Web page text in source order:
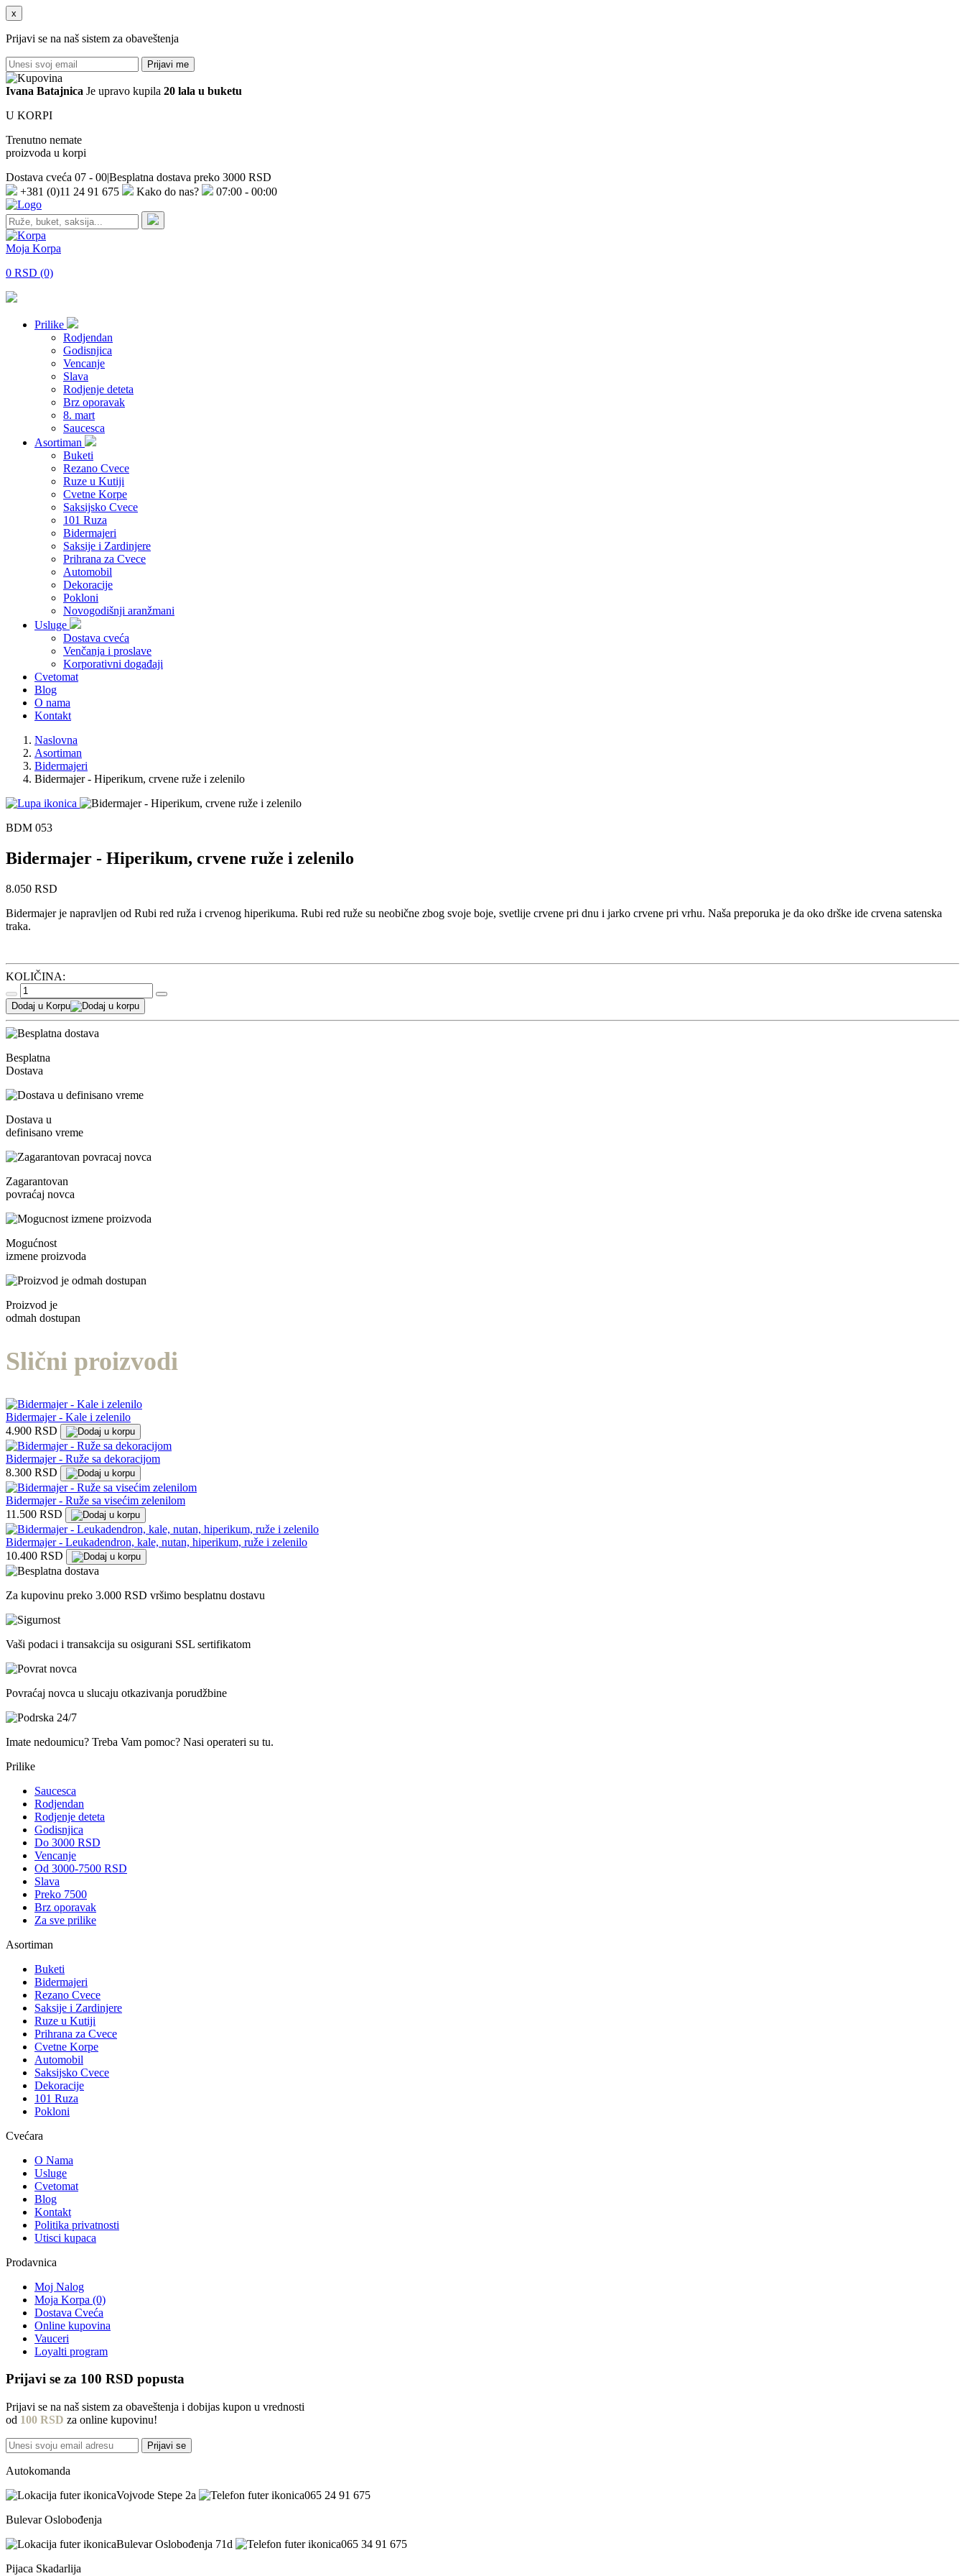
x
Prijavi se na naš sistem za obaveštenja
Prijavi me
Ivana Batajnica Je upravo kupila 20 lala u buketu
U KORPI
Trenutno nemate
proizvoda u korpi
Dostava cveća 07 - 00|Besplatna dostava preko 3000 RSD
+381 (0)11 24 91 675
Kako do nas? 07:00 - 00:00
Moja Korpa
0 RSD (0)
Prilike
Rodjendan
Godisnjica
Vencanje
Slava
Rodjenje deteta
Brz oporavak
8. mart
Saucesca
Asortiman
Buketi
Rezano Cvece
Ruze u Kutiji
Cvetne Korpe
Saksijsko Cvece
101 Ruza
Bidermajeri
Saksije i Zardinjere
Prihrana za Cvece
Automobil
Dekoracije
Pokloni
Novogodišnji aranžmani
Usluge
Dostava cveća
Venčanja i proslave
Korporativni događaji
Cvetomat
Blog
O nama
Kontakt
Naslovna
Asortiman
Bidermajeri
Bidermajer - Hiperikum, crvene ruže i zelenilo
BDM 053
Bidermajer - Hiperikum, crvene ruže i zelenilo
8.050 RSD
Bidermajer je napravljen od Rubi red ruža i crvenog hiperikuma. Rubi red ruže su neobične zbog svoje boje, svetlije crvene pri dnu i jarko crvene pri vrhu. Naša preporuka je da oko drške ide crvena satenska
traka.
KOLIČINA:
Dodaj u Korpu
Besplatna
Dostava
Dostava u
definisano vreme
Zagarantovan
povraćaj novca
Mogućnost
izmene proizvoda
Proizvod je
odmah dostupan
Slični proizvodi
Bidermajer - Kale i zelenilo
4.900 RSD
Bidermajer - Ruže sa dekoracijom
8.300 RSD
Bidermajer - Ruže sa visećim zelenilom
11.500 RSD
Bidermajer - Leukadendron, kale, nutan, hiperikum, ruže i zelenilo
10.400 RSD
Za kupovinu preko 3.000 RSD vršimo besplatnu dostavu
Vaši podaci i transakcija su osigurani SSL sertifikatom
Povraćaj novca u slucaju otkazivanja porudžbine
Imate nedoumicu? Treba Vam pomoc? Nasi operateri su tu.
Prilike
Saucesca
Rodjendan
Rodjenje deteta
Godisnjica
Do 3000 RSD
Vencanje
Od 3000-7500 RSD
Slava
Preko 7500
Brz oporavak
Za sve prilike
Asortiman
Buketi
Bidermajeri
Rezano Cvece
Saksije i Zardinjere
Ruze u Kutiji
Prihrana za Cvece
Cvetne Korpe
Automobil
Saksijsko Cvece
Dekoracije
101 Ruza
Pokloni
Cvećara
O Nama
Usluge
Cvetomat
Blog
Kontakt
Politika privatnosti
Utisci kupaca
Prodavnica
Moj Nalog
Moja Korpa (0)
Dostava Cveća
Online kupovina
Vauceri
Loyalti program
Prijavi se za 100 RSD popusta
Prijavi se na naš sistem za obaveštenja i dobijas kupon u vrednosti
od 100 RSD za online kupovinu!
Prijavi se
Autokomanda
Vojvode Stepe 2a
065 24 91 675
Bulevar Oslobođenja
Bulevar Oslobođenja 71d
065 34 91 675
Pijaca Skadarlija